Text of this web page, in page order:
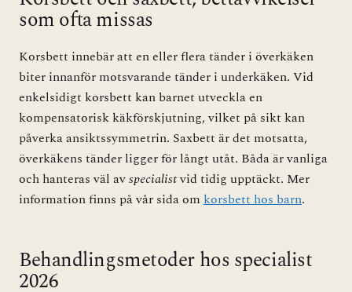
som ofta missas
Korsbett innebär att en eller flera tänder i överkäken
biter innanför motsvarande tänder i underkäken. Vid
enkelsidigt korsbett kan barnet utveckla en
kompensatorisk käkförskjutning, vilket på sikt kan
påverka ansiktssymmetrin. Saxbett är det motsatta,
överkäkens tänder ligger för långt utåt. Båda är vanliga
och hanteras väl avspecialistvid tidig upptäckt. Mer
information finns på vår sida om korsbett hos barn.
Behandlingsmetoder hos specialist
2026